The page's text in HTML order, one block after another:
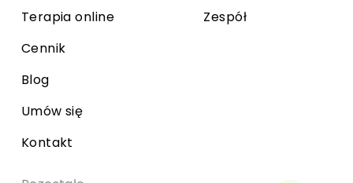
Terapia online
Cennik
Blog
Umów się
Kontakt
Zespół